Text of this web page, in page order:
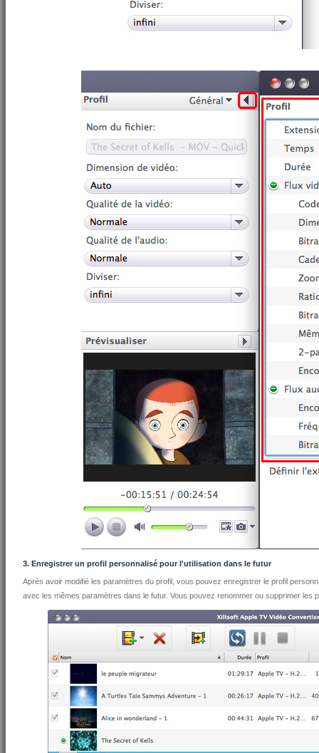
3. Enregistrer un profil personnalisé pour l'utilisation dans le futur
Après avoir modifié les paramètres du profil, vous pouvez enregistrer le profil
avec les mêmes paramètres dans le futur. Vous pouvez renommer ou supprimer les